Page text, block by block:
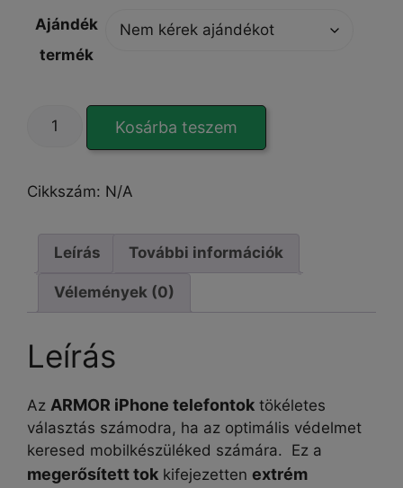
Ajándék
termék
SuperSimple
Armor
16
Kosárba teszem
Cikkszám: N/A
Leírás További információk
Vélemények (0)
Leírás
Az ARMOR iPhone telefontok tökéletes
választás számodra, ha az optimális védelmet
keresed mobilkészüléked számára. Ez a
megerősített tok kifejezetten extrém